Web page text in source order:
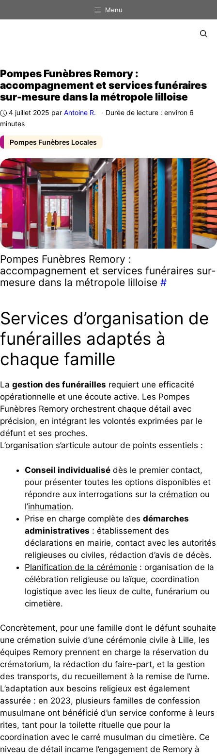
au
Menu
Pompes Funèbres Locales
Pompes Funèbres Remory :
accompagnement et services funéraires
sur-mesure dans la métropole lilloise
4 juillet 2025 par Antoine R. · Durée de lecture : environ 6
minutes
Pompes Funèbres Remory :
accompagnement et services funéraires sur-
mesure dans la métropole lilloise #
Services d’organisation de
funérailles adaptés à
chaque famille
La gestion des funérailles requiert une efficacité
opérationnelle et une écoute active. Les Pompes
Funèbres Remory orchestrent chaque détail avec
précision, en intégrant les volontés exprimées par le
défunt et ses proches.
L’organisation s’articule autour de points essentiels :
Conseil individualisé dès le premier contact,
pour présenter toutes les options disponibles et
répondre aux interrogations sur la crémation ou
l’inhumation.
Prise en charge complète des démarches
administratives : établissement des
déclarations en mairie, contact avec les autorités
religieuses ou civiles, rédaction d’avis de décès.
Planification de la cérémonie : organisation de la
célébration religieuse ou laïque, coordination
logistique avec les lieux de culte, funérarium ou
cimetière.
Concrètement, pour une famille dont le défunt souhaite
une crémation suivie d’une cérémonie civile à Lille, les
équipes Remory prennent en charge la réservation du
crématorium, la rédaction du faire-part, et la gestion
des transports, du recueillement à la remise de l’urne.
L’adaptation aux besoins religieux est également
assurée : en 2023, plusieurs familles de confession
musulmane ont bénéficié d’un service conforme à leurs
rites, tant pour la toilette rituelle que pour la
coordination avec le carré musulman du cimetière. Ce
niveau de détail incarne l’engagement de Remory à